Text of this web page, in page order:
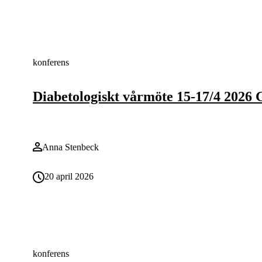
konferens
Diabetologiskt vårmöte 15-17/4 2026
Anna Stenbeck
20 april 2026
konferens